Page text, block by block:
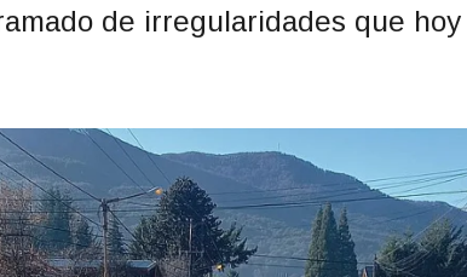
de irregularidades que